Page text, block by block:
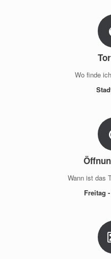
Wo finde
Wann ist das
Freitag